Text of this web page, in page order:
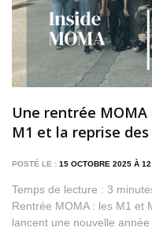
Une rentrée MOMA
M1 et la reprise
POSTÉ LE : 15 OCTOBRE 2025 À
Temps de lecture : 3
Rentrée MOMA : les M1 et
lancent une nouvelle